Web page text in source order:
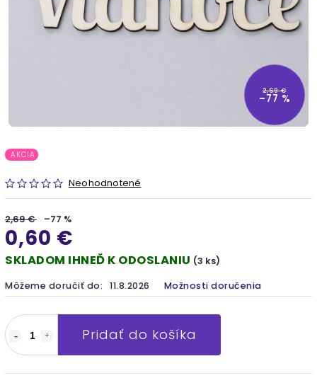
2,69 €
–77 %
AKCIA
Neohodnotené
2,69 € –77 %
0,60 €
SKLADOM IHNEĎ K ODOSLANIU (3 ks)
Môžeme doručiť do: 11.8.2026 Možnosti doručenia
Pridať do košíka